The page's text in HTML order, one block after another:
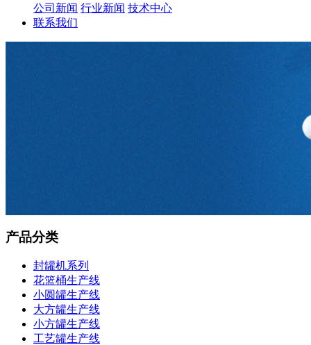
公司新闻 行业新闻 技术中心
联系我们
产品分类
封罐机系列
花篮桶生产线
小圆罐生产线
大方罐生产线
小方罐生产线
工艺罐生产线